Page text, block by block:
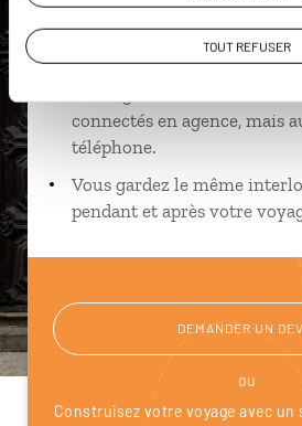
TOUT REFUSER
Ils sauront organiser votre
près de vos envies et de la
connectés en agence, mais
téléphone.
Vous gardez le même
pendant et après votre
DEMANDER UN
ou
Construisez votre voyage avec un